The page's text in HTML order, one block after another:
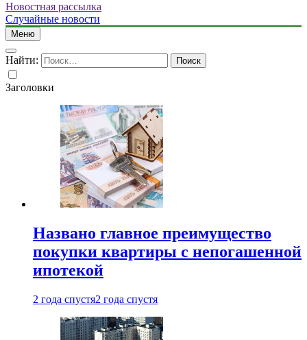
Новостная рассылка
Случайные новости
Меню
Найти:
Заголовки
Названо главное преимущество
покупки квартиры с непогашенной
ипотекой
2 года спустя2 года спустя